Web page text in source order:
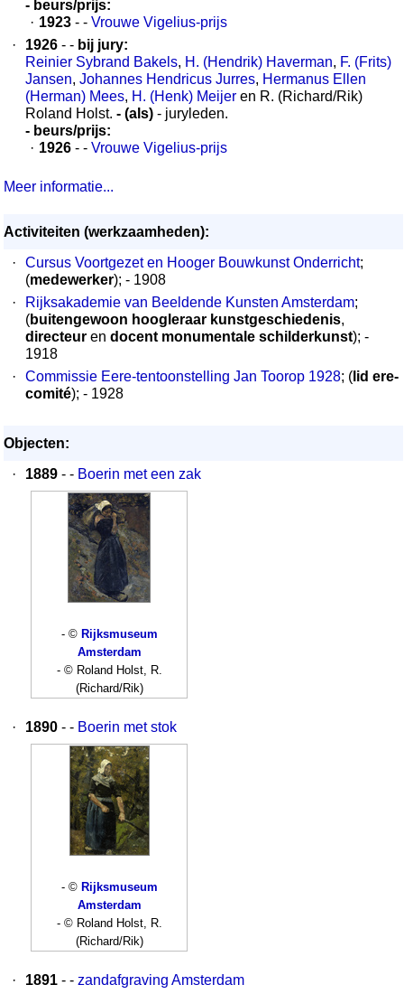
- beurs/prijs:
· 1923 - - Vrouwe Vigelius-prijs
·
1926 - - bij jury:
Reinier Sybrand Bakels, H. (Hendrik) Haverman, F. (Frits)
Jansen, Johannes Hendricus Jurres, Hermanus Ellen
(Herman) Mees, H. (Henk) Meijer en R. (Richard/Rik)
Roland Holst. - (als) - juryleden.
- beurs/prijs:
· 1926 - - Vrouwe Vigelius-prijs
Meer informatie...
Activiteiten (werkzaamheden):
·
Cursus Voortgezet en Hooger Bouwkunst Onderricht;
(medewerker); - 1908
·
Rijksakademie van Beeldende Kunsten Amsterdam;
(buitengewoon hoogleraar kunstgeschiedenis,
directeur en docent monumentale schilderkunst); -
1918
·
Commissie Eere-tentoonstelling Jan Toorop 1928; ( lid ere-
comité); - 1928
Objecten:
·
1889 - - Boerin met een zak
- © Rijksmuseum
Amsterdam
- © Roland Holst, R.
(Richard/Rik)
· 1890 - - Boerin met stok
- © Rijksmuseum
Amsterdam
- © Roland Holst, R.
(Richard/Rik)
· 1891 - - zandafgraving Amsterdam